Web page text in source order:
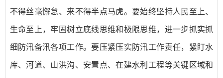
不得丝毫懈怠、来不得半点马虎。要始终坚持人民至上、
生命至上，牢固树立底线思维和极限思维，进一步抓实抓
细防汛备汛各项工作。要压紧压实防汛工作责任，紧盯水
库、河道、山洪沟、安置点、在建水利工程等关键区域和